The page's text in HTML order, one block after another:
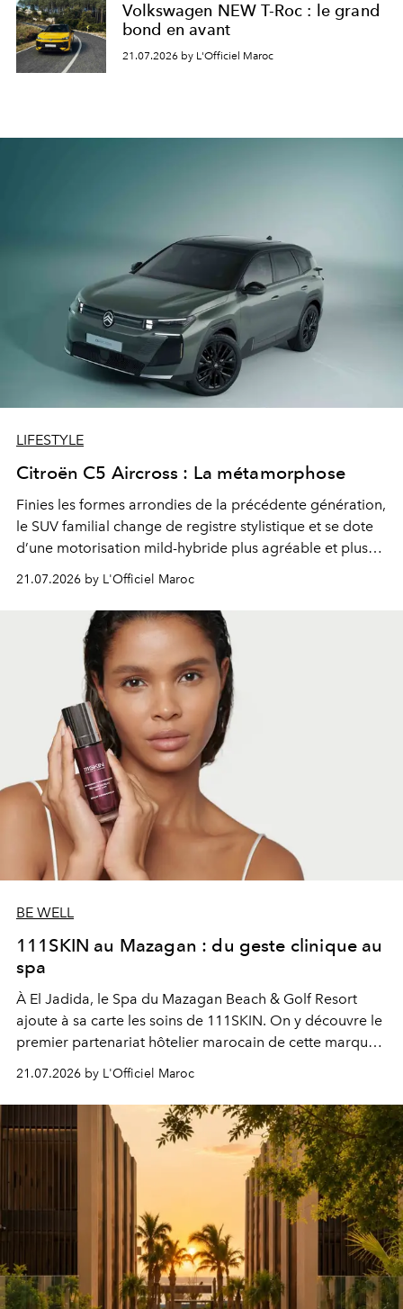
Volkswagen NEW T-Roc : le grand
bond en avant
21.07.2026 by L'Officiel Maroc
LIFESTYLE
Citroën C5 Aircross : La métamorphose
Finies les formes arrondies de la précédente génération,
le SUV familial change de registre stylistique et se dote
d’une motorisation mild-hybride plus agréable et plus
économe. à n’en pas douter, le nouveau C5 Aircross a
gagné en maturité.
21.07.2026 by L'Officiel Maroc
BE WELL
111SKIN au Mazagan : du geste clinique au
spa
À El Jadida, le Spa du Mazagan Beach & Golf Resort
ajoute à sa carte les soins de 111SKIN. On y découvre le
premier partenariat hôtelier marocain de cette marque
britannique, née dans un cabinet de chirurgie plastique
londonien et construite depuis autour d'un actif breveté,
le complexe NAC Y2™.
21.07.2026 by L'Officiel Maroc